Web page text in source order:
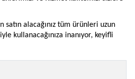
satın alacağınız tüm ürünleri uzun
kullanacağınıza inanıyor, keyifli